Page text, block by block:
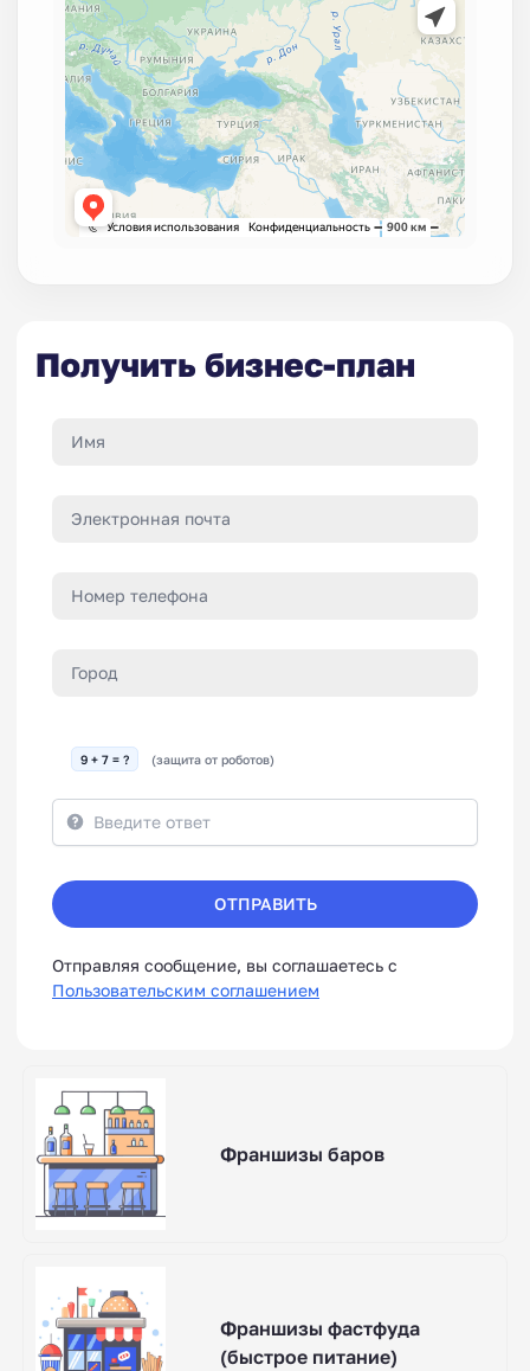
Получить бизнес-план
9 + 7 = ? (защита от роботов)
ОТПРАВИТЬ
Отправляя сообщение, вы соглашаетесь с
Пользовательским соглашением
Франшизы баров
Франшизы фастфуда
(быстрое питание)